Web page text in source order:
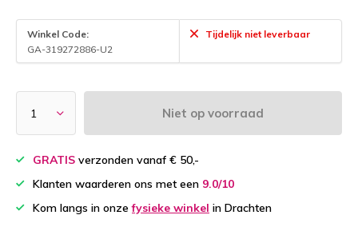
Winkel Code:
GA-319272886-U2
Tijdelijk niet leverbaar
Niet op voorraad
GRATIS verzonden vanaf € 50,-
Klanten waarderen ons met een 9.0/10
Kom langs in onzefysieke winkel in Drachten